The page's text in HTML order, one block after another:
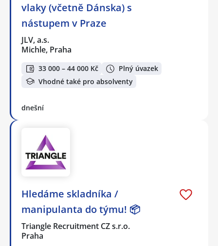
vlaky (včetně Dánska) s
nástupem v Praze
JLV, a.s.
Michle, Praha
33 000 – 44 000 Kč
Plný úvazek
Vhodné také pro absolventy
dnešní
Hledáme skladníka /
manipulanta do týmu! 📦
Triangle Recruitment CZ s.r.o.
Praha